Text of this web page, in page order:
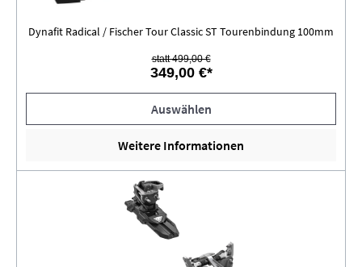
Dynafit Radical / Fischer Tour Classic ST Tourenbindung 100mm
statt 499,00 €
349,00 €*
Auswählen
Weitere Informationen